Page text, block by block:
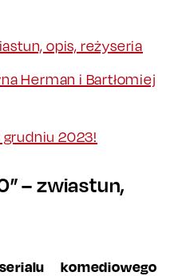
opis, reżyseria
Herman i Bartłomiej
grudniu 2023!
– zwiastun,
komediowego